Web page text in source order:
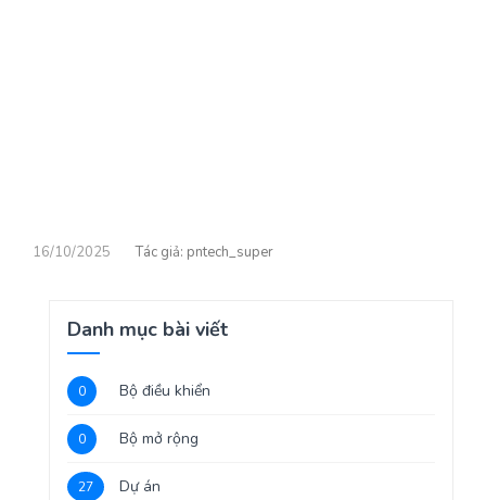
16/10/2025 pntech_super
Danh mục bài viết
0 Bộ điều khiển
0 Bộ mở rộng
27 Dự án